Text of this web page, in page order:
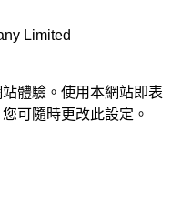
Limited
體驗。使用本網站即表
可隨時更改此設定。